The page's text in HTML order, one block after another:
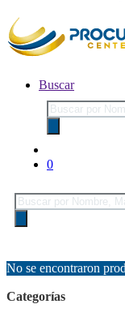
Buscar
Búsqueda
de
productos
0
Búsqueda
de
productos
No se encontraron
Categorías